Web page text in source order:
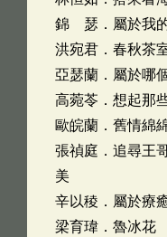
錦 瑟．屬於我的
洪宛君．春秋茶
亞瑟蘭．屬於哪
高菀苓．想起那
歐皖蘭．舊情綿
張禎庭．追尋王
美
辛以稜．屬於療
梁育瑋．魯冰花